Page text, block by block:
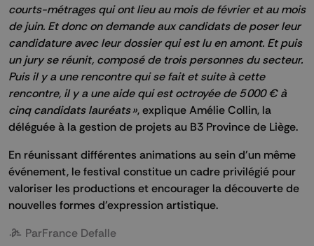
courts-métrages qui ont lieu au mois de février et au mois
de juin. Et donc on demande aux candidats de poser leur
candidature avec leur dossier qui est lu en amont. Et puis
un jury se réunit, composé de trois personnes du secteur.
Puis il y a une rencontre qui se fait et suite à cette
rencontre, il y a une aide qui est octroyée de 5 000 € à
cinq candidats lauréats », explique Amélie Collin, la
déléguée à la gestion de projets au B3 Province de Liège.
En réunissant différentes animations au sein d'un même
événement, le festival constitue un cadre privilégié pour
valoriser les productions et encourager la découverte de
nouvelles formes d'expression artistique.
ParFrance Defalle